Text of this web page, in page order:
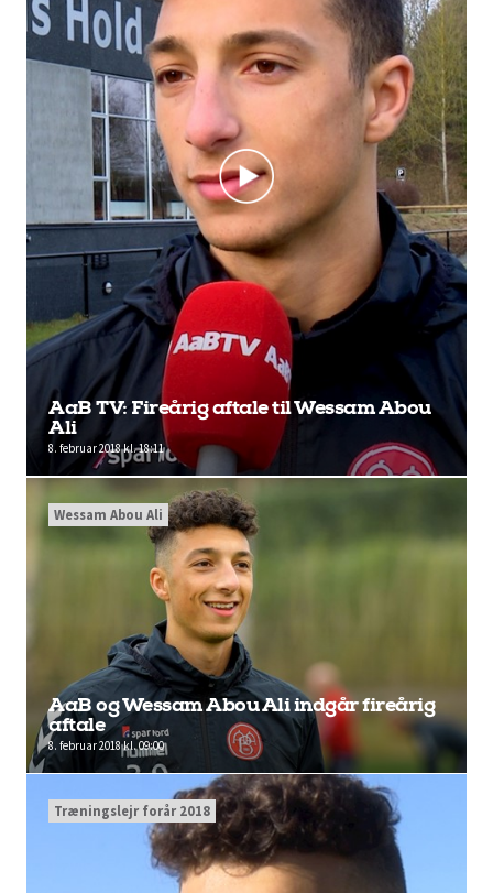
AaB TV: Fireårig aftale til Wessam Abou
Ali
8. februar 2018 kl. 18:11
AaB og Wessam Abou Ali indgår fireårig
aftale
8. februar 2018 kl. 09:00
Wessam Abou Ali
Træningslejr forår 2018